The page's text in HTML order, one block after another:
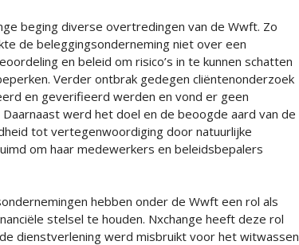
beging diverse overtredingen van de Wwft. Zo
de beleggingsonderneming niet over een
en beleid om risico’s in te kunnen schatten
Verder ontbrak gedegen cliëntenonderzoek
en geverifieerd werden en vond er geen
werd het doel en de beoogde aard van de
tot vertegenwoordiging door natuurlijke
om haar medewerkers en beleidsbepalers
hebben onder de Wwft een rol als
stelsel te houden. Nxchange heeft deze rol
dienstverlening werd misbruikt voor het witwassen